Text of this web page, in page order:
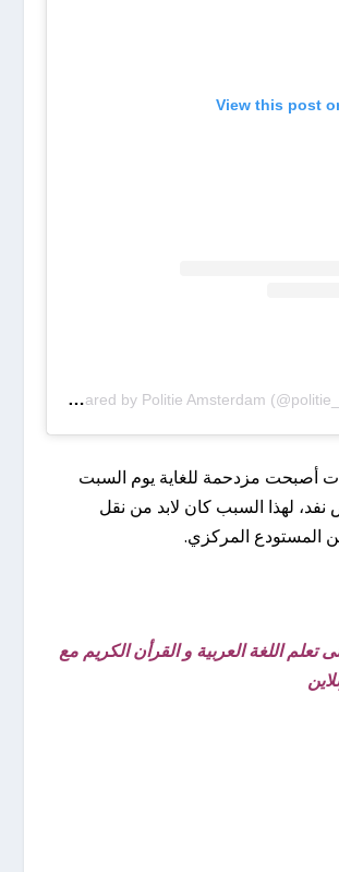
View this post
A post shared by Politie Amsterdam (@politie_amsterdam)
أصبحت مزدحمة للغاية يوم السبت
لهذا السبب كان لابد من نقل
المستودع المركزي.
اللغة العربية و القرأن الكريم مع